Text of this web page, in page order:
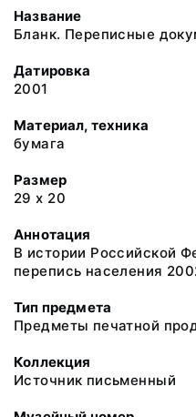
Название
Бланк. Переписные
Датировка
2001
Материал, техника
бумага
Размер
29 х 20
Аннотация
В истории Российской
перепись населения
Тип предмета
Предметы печатной
Коллекция
Источник письменный